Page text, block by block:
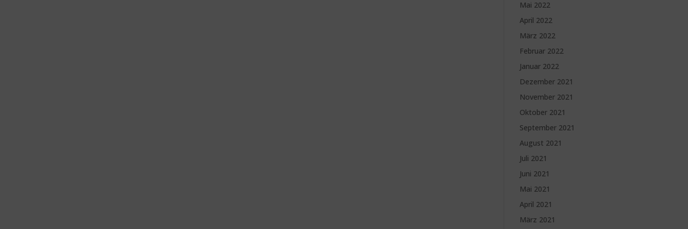
Mai 2022
April 2022
März 2022
Februar 2022
Januar 2022
Dezember 2021
November 2021
Oktober 2021
September 2021
August 2021
Juli 2021
Juni 2021
Mai 2021
April 2021
März 2021